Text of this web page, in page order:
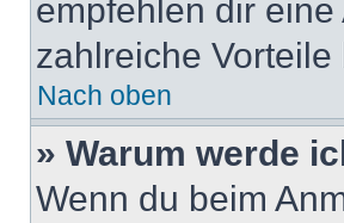
empfehlen dir
zahlreiche Vorteile
Nach oben
» Warum werde
Wenn du beim